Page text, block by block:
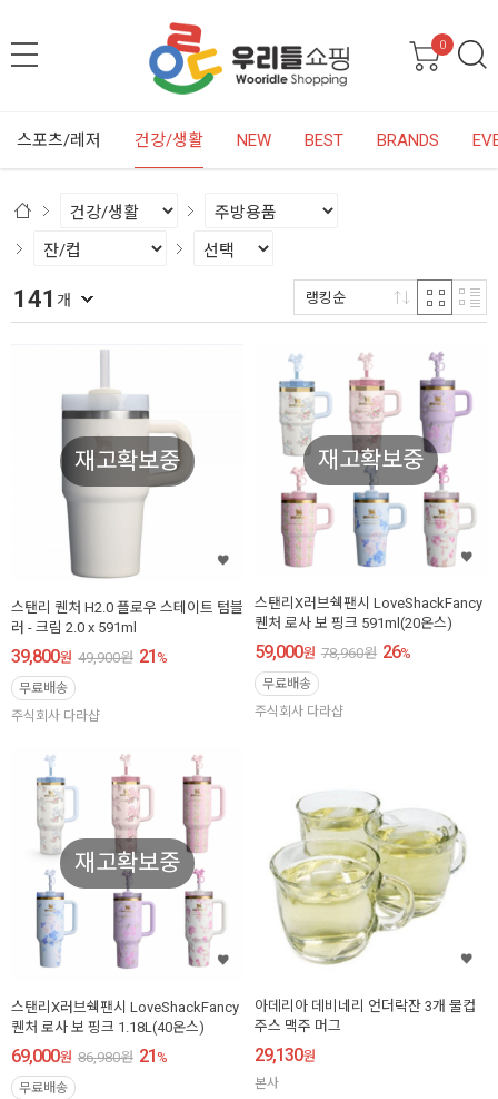
0
스포츠/레저 건강/생활 NEW BEST BRANDS
141 개 랭킹순
재고확보중
스탠리 퀜처 H2.0 플로우 스테이트 텀블
러 - 크림 2.0 x 591ml
39,800원 49,900원 21 %
무료배송
주식회사 다라샵
재고확보중
스탠리X러브쉑팬시 LoveShackFancy
퀜처 로사 보 핑크 591ml(20온스)
59,000원 78,960원 26%
무료배송
주식회사 다라샵
재고확보중
스탠리X러브쉑팬시 LoveShackFancy
퀜처 로사 보 핑크 1.18L(40온스)
69,000원 86,980원 21 %
무료배송
아데리아 데비네리 언더락잔 3개 물컵
주스 맥주 머그
29,130원
본사